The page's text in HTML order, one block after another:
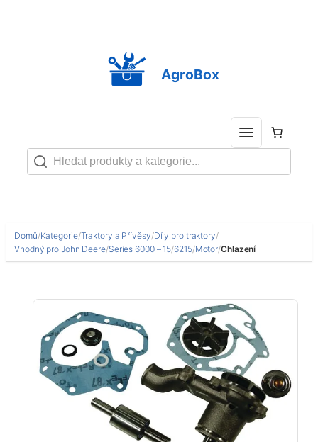
AgroBox
Domů/Kategorie/Traktory a Přívěsy/Díly pro traktory/
Vhodný pro John Deere/Series 6000 – 15/6215/Motor/Chlazení